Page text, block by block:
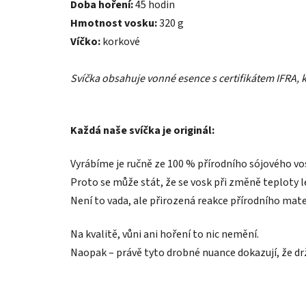
Doba hoření:45 hodin
Hmotnost vosku:320 g
Víčko:korkové
Svíčka obsahuje vonné esence s certifikátem
Každá naše svíčka je originál:
Vyrábíme je ručně ze 100 % přírodního sójového
Proto se může stát, že se vosk při změně teploty
Není to vada, ale přirozená reakce přírodního
Na kvalitě, vůni ani hoření to nic nemění.
Naopak – právě tyto drobné nuance dokazují, že